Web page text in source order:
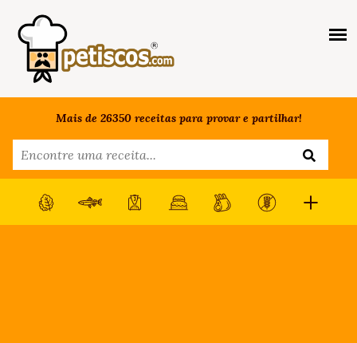
Mais de 26350 receitas para provar e partilhar!